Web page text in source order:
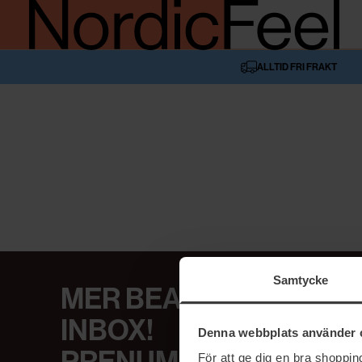
Samtycke
Denna webbplats använder
För att ge dig en bra
ALLTID FRI FRAKT
MER BEAUTY I DIN
INBOX!